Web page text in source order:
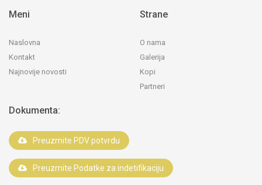
Meni
Naslovna
Kontakt
Najnovije novosti
Strane
O nama
Galerija
Kopi
Partneri
Dokumenta:
Preuzmite PDV potvrdu
Preuzmite Podatke za indetifikaciju